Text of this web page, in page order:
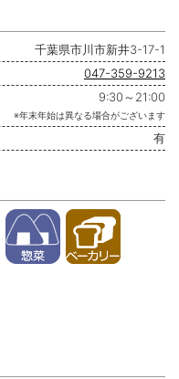
千葉県市川市新井3-17-1
047-359-9213
9:30～21:00
※年末年始は異なる場合がございます
有